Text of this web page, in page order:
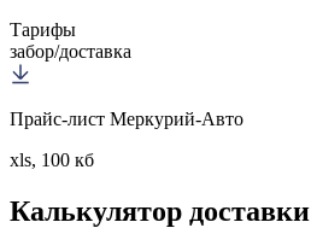
Тарифы
забор/доставка
Прайс-лист Меркурий-Авто
xls, 100 кб
Калькулятор доставки